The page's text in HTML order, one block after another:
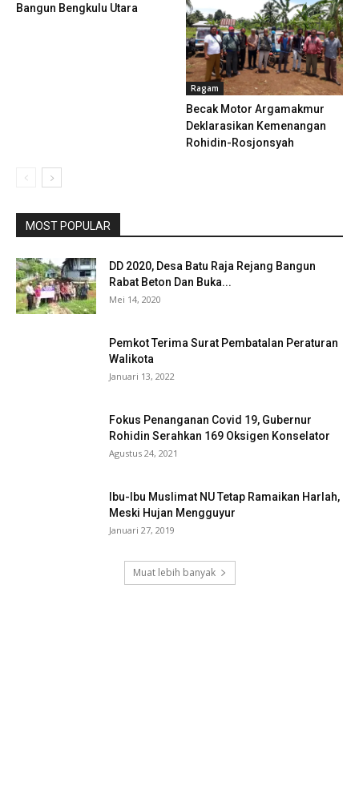
Bangun Bengkulu Utara
Ragam
Becak Motor Argamakmur
Deklarasikan Kemenangan
Rohidin-Rosjonsyah
MOST POPULAR
DD 2020, Desa Batu Raja Rejang Bangun
Rabat Beton Dan Buka...
Mei 14, 2020
Pemkot Terima Surat Pembatalan Peraturan
Walikota
Januari 13, 2022
Fokus Penanganan Covid 19, Gubernur
Rohidin Serahkan 169 Oksigen Konselator
Agustus 24, 2021
Ibu-Ibu Muslimat NU Tetap Ramaikan Harlah,
Meski Hujan Mengguyur
Januari 27, 2019
Muat lebih banyak